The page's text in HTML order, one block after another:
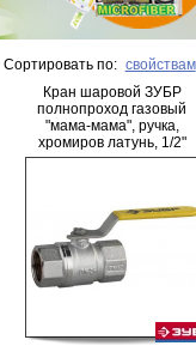
Сортировать по: свойствам
Кран шаровой ЗУБР
полнопроход газовый
"мама-мама", ручка,
хромиров латунь, 1/2"